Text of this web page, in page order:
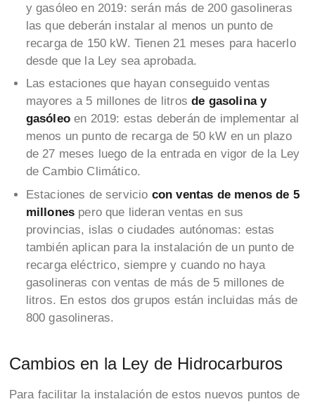
y gasóleo en 2019: serán más de 200 gasolineras
las que deberán instalar al menos un punto de
recarga de 150 kW. Tienen 21 meses para hacerlo
desde que la Ley sea aprobada.
Las estaciones que hayan conseguido ventas
mayores a 5 millones de litrosde gasolina y
gasóleoen 2019: estas deberán de implementar al
menos un punto de recarga de 50 kW en un plazo
de 27 meses luego de la entrada en vigor de la Ley
de Cambio Climático.
Estaciones de servicio con ventas de menos de 5
millones pero que lideran ventas en sus
provincias, islas o ciudades autónomas: estas
también aplican para la instalación de un punto de
recarga eléctrico, siempre y cuando no haya
gasolineras con ventas de más de 5 millones de
litros. En estos dos grupos están incluidas más de
800 gasolineras.
Cambios en la Ley de Hidrocarburos
Para facilitar la instalación de estos nuevos puntos de